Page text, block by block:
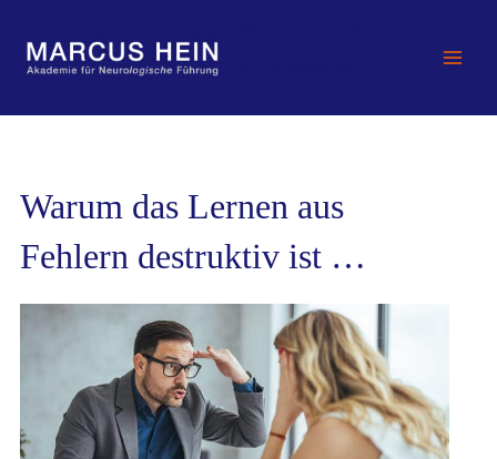
springen
Warum das Lernen aus
Fehlern destruktiv ist …